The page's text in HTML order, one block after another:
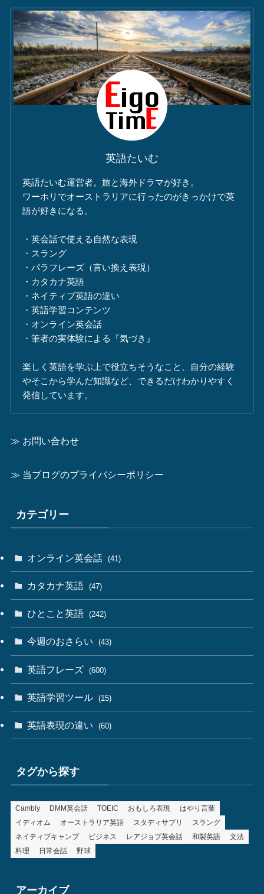
英語たいむ
英語たいむ運営者。旅と海外ドラマが好き。
ワーホリでオーストラリアに行ったのがきっかけで英
語が好きになる。
・英会話で使える自然な表現
・スラング
・パラフレーズ（言い換え表現）
・カタカナ英語
・ネイティブ英語の違い
・英語学習コンテンツ
・オンライン英会話
・筆者の実体験による『気づき』
楽しく英語を学ぶ上で役立ちそうなこと、自分の経験
やそこから学んだ知識など、できるだけわかりやすく
発信しています。
≫ お問い合わせ
≫ 当ブログのプライバシーポリシー
カテゴリー
オンライン英会話 (41)
カタカナ英語 (47)
ひとこと英語 (242)
今週のおさらい (43)
英語フレーズ (600)
英語学習ツール (15)
英語表現の違い (60)
タグから探す
Cambly DMM英会話 TOEIC おもしろ表現
はやり言葉
イディオム
オーストラリア英語 スタディサプリ
スラング
ネイティブキャンプ
ビジネス レアジョブ英会話 和製英語
文法
料理
日常会話 野球
アーカイブ